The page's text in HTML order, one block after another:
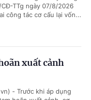
TTg ngày 07/8/2026
công tác cơ cấu lại vốn...
xuất cảnh
- Trước khi áp dụng